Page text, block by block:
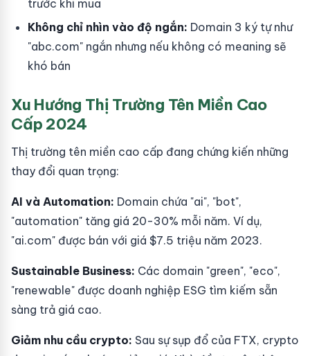
trước khi mua
Không chỉ nhìn vào độ ngắn: Domain 3 ký tự như
"abc.com" ngắn nhưng nếu không có meaning sẽ
khó bán
Xu Hướng Thị Trường Tên Miền Cao
Cấp 2024
Thị trường tên miền cao cấp đang chứng kiến những
thay đổi quan trọng:
AI và Automation: Domain chứa "ai", "bot",
"automation" tăng giá 20-30% mỗi năm. Ví dụ,
"ai.com" được bán với giá $7.5 triệu năm 2023.
Sustainable Business: Các domain "green", "eco",
"renewable" được doanh nghiệp ESG tìm kiếm sẵn
sàng trả giá cao.
Giảm nhu cầu crypto: Sau sự sụp đổ của FTX, crypto